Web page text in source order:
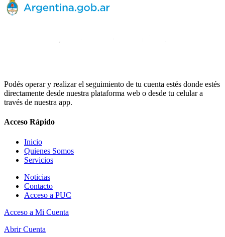
Podés operar y realizar el seguimiento de tu cuenta estés donde estés
directamente desde nuestra plataforma web o desde tu celular a
través de nuestra app.
Acceso Rápido
Inicio
Quienes Somos
Servicios
Noticias
Contacto
Acceso a PUC
Acceso a Mi Cuenta
Abrir Cuenta